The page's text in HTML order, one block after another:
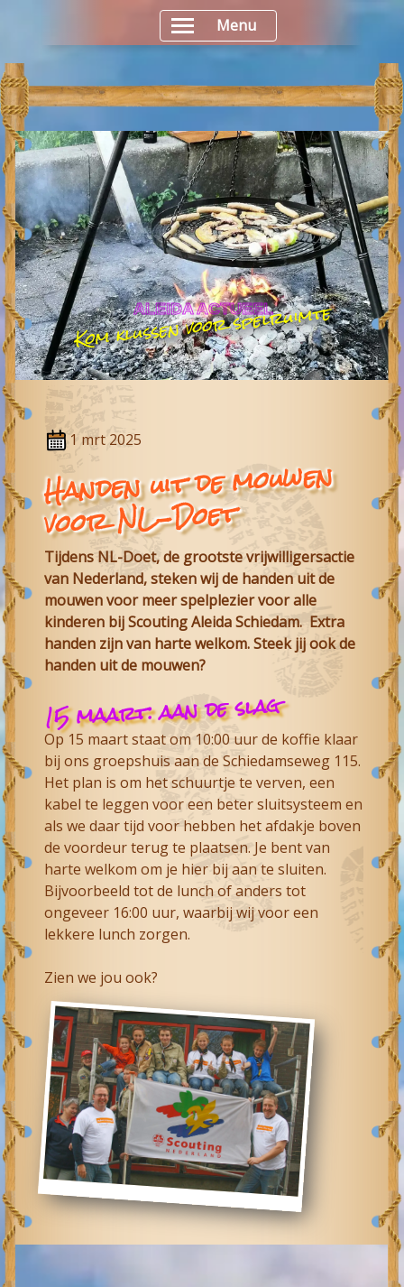
ALEIDA ACTUEEL
Kom klussen voor spelruimte
1 mrt 2025
Handen uit de mouwen
voor NL-Doet
Tijdens NL-Doet, de grootste vrijwilligersactie
van Nederland, steken wij de handen uit de
mouwen voor meer spelplezier voor alle
kinderen bijScouting Aleida Schiedam. Extra
handen zijn van harte welkom. Steek jij ook de
handen uit de mouwen?
15 maart: aan de slag
Op 15 maart staat om 10:00 uur de koffie klaar
bij ons groepshuis aan de Schiedamseweg 115.
Het plan is om het schuurtje te verven, een
kabel te leggen voor een beter sluitsysteem en
als we daar tijd voor hebben het afdakje boven
de voordeur terug te plaatsen. Je bent van
harte welkom om je hier bij aan te sluiten.
Bijvoorbeeld tot de lunch of anders tot
ongeveer 16:00 uur, waarbij wij voor een
lekkere lunch zorgen.
Zien we jou ook?
Menu